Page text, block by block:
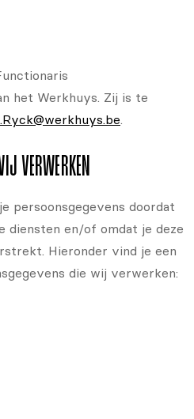
het Werkhuys. Zij is te
.
VERWERKEN
persoonsgegevens doordat
diensten en/of omdat je deze
Hieronder vind je een
die wij verwerken: